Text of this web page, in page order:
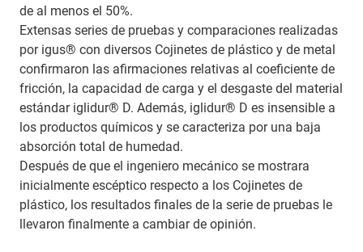
de al menos el 50%.
Extensas series de pruebas y comparaciones realizadas
por igus® con diversos Cojinetes de plástico y de metal
confirmaron las afirmaciones relativas al coeficiente de
fricción, la capacidad de carga y el desgaste del material
estándar iglidur® D. Además, iglidur® D es insensible a
los productos químicos y se caracteriza por una baja
absorción total de humedad.
Después de que el ingeniero mecánico se mostrara
inicialmente escéptico respecto a los Cojinetes de
plástico, los resultados finales de la serie de pruebas le
llevaron finalmente a cambiar de opinión.